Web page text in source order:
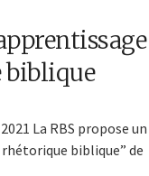
biblique
La RBS propose un
rhétorique biblique” de